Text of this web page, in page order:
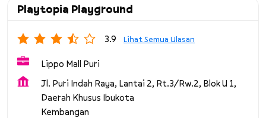
Playtopia Playground
3.9 Lihat Semua Ulasan
Lippo Mall Puri
Jl. Puri Indah Raya, Lantai 2, Rt.3/Rw.2, Blok U 1,
Daerah Khusus Ibukota
Kembangan